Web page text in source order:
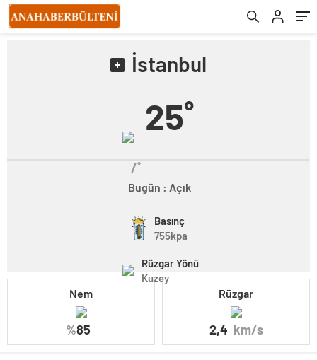
İstanbul
25˚
/˚
Bugün : Açık
Basınç
755kpa
Rüzgar Yönü
Kuzey
Nem
%85
Rüzgar
2,4 km/s